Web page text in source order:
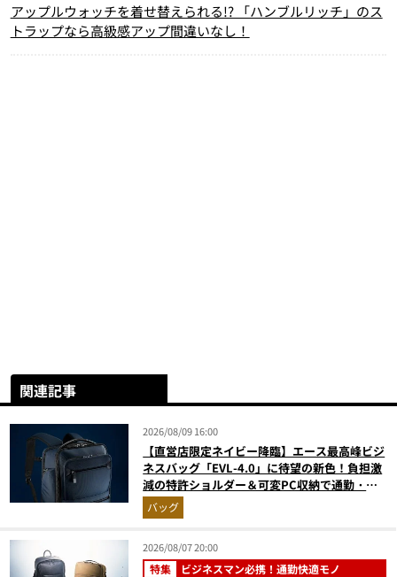
アップルウォッチを着せ替えられる!? 「ハンブルリッチ」のス
トラップなら高級感アップ間違いなし！
関連記事
2026/08/09 16:00
【直営店限定ネイビー降臨】エース最高峰ビジ
ネスバッグ「EVL-4.0」に待望の新色！負担激
減の特許ショルダー＆可変PC収納で通勤・出
張が無敵に
バッグ
2026/08/07 20:00
特集 ビジネスマン必携！通勤快適モノ